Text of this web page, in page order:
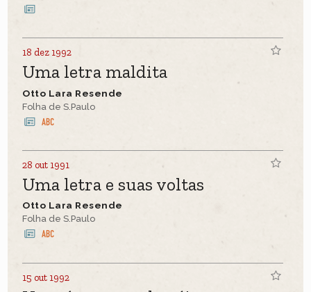
18 dez 1992
Uma letra maldita
Otto Lara Resende
Folha de S.Paulo
28 out 1991
Uma letra e suas voltas
Otto Lara Resende
Folha de S.Paulo
15 out 1992